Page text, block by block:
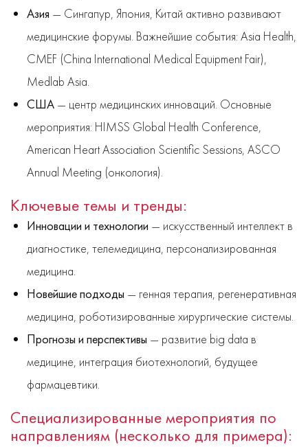
Азия — Сингапур, Япония, Китай активно развивают
медицинские форумы. Важнейшие события: Asia Health,
CMEF (China International Medical Equipment Fair),
Medlab Asia.
США — центр медицинских инноваций. Основные
мероприятия: HIMSS Global Health Conference,
American Heart Association Scientific Sessions, ASCO
Annual Meeting (онкология).
Ключевые темы и тренды:
Инновации и технологии — искусственный интеллект в
диагностике, телемедицина, персонализированная
медицина.
Новейшие подходы — генная терапия, регенеративная
медицина, роботизированные хирургические системы.
Прогнозы и перспективы — развитие big data в
медицине, интеграция биотехнологий, будущее
фармацевтики.
Специализированные мероприятия по
направлениям (несколько для примера):